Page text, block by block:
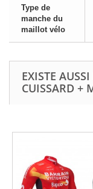
Type de
manche du
maillot vélo
EXISTE
CUISSARD +